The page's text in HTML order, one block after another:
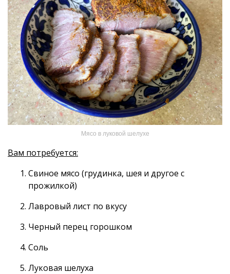
Мясо в луковой шелухе
Вам потребуется:
Свиное мясо (грудинка, шея и другое с
прожилкой)
Лавровый лист по вкусу
Черный перец горошком
Соль
Луковая шелуха